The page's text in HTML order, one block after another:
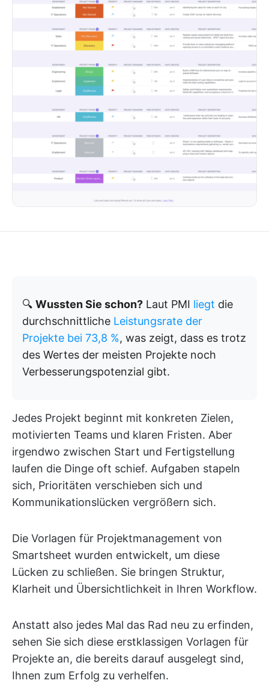
🔍 Wussten Sie schon? Laut PMI liegt die
durchschnittliche Leistungsrate der
Projekte bei 73,8 %, was zeigt, dass es trotz
des Wertes der meisten Projekte noch
Verbesserungspotenzial gibt.
Jedes Projekt beginnt mit konkreten Zielen,
motivierten Teams und klaren Fristen. Aber
irgendwo zwischen Start und Fertigstellung
laufen die Dinge oft schief. Aufgaben stapeln
sich, Prioritäten verschieben sich und
Kommunikationslücken vergrößern sich.
Die Vorlagen für Projektmanagement von
Smartsheet wurden entwickelt, um diese
Lücken zu schließen. Sie bringen Struktur,
Klarheit und Übersichtlichkeit in Ihren Workflow.
Anstatt also jedes Mal das Rad neu zu erfinden,
sehen Sie sich diese erstklassigen Vorlagen für
Projekte an, die bereits darauf ausgelegt sind,
Ihnen zum Erfolg zu verhelfen.